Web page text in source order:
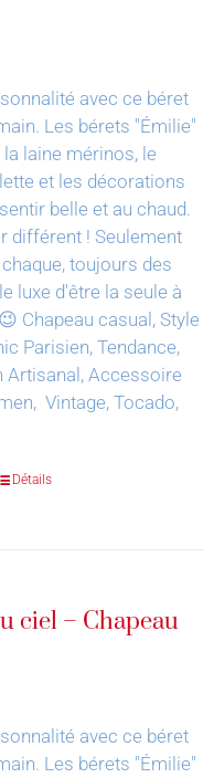
avec ce béret
Les bérets "Émilie"
laine mérinos, le
et les décorations
belle et au chaud.
différent ! Seulement
toujours des
luxe d'être la seule à
Chapeau casual, Style
Parisien, Tendance,
Artisanal, Accessoire
Vintage, Tocado,
Détails
ciel – Chapeau
avec ce béret
Les bérets "Émilie"